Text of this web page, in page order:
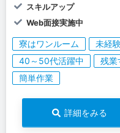
スキルアップ
Web面接実施中
寮はワンルーム 未経
40～50代活躍中
残業
簡単作業
詳細をみる